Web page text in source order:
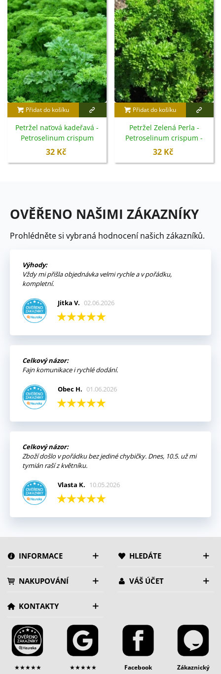
Přidat do košíku
Petržel naťová kadeřavá -
Petroselinum crispum
convar. vulgare - semena -
32 Kč
Přidat do košíku
Petržel Zelená Perla -
Petroselinum crispum -
semena - 800 ks
32 Kč
OVĚŘENO NAŠIMI ZÁKAZNÍKY
Prohlédněte si vybraná hodnocení našich zákazníků.
Výhody:
Vždy mi přišla objednávka velmi rychle a v pořádku,
kompletní.
Jitka V. 02.06.2026
Celkový názor:
Fajn komunikace i rychlé dodání.
Obec H. 01.06.2026
Celkový názor:
Zboží došlo v pořádku bez jediné chybičky. Dnes, 10.5. už mi
tymián raší z květníku.
Vlasta K. 10.05.2026
INFORMACE HLEDÁTE
NAKUPOVÁNÍ VÁŠ ÚČET
KONTAKTY
★★★★★
★★★★★
Facebook
Zákaznický